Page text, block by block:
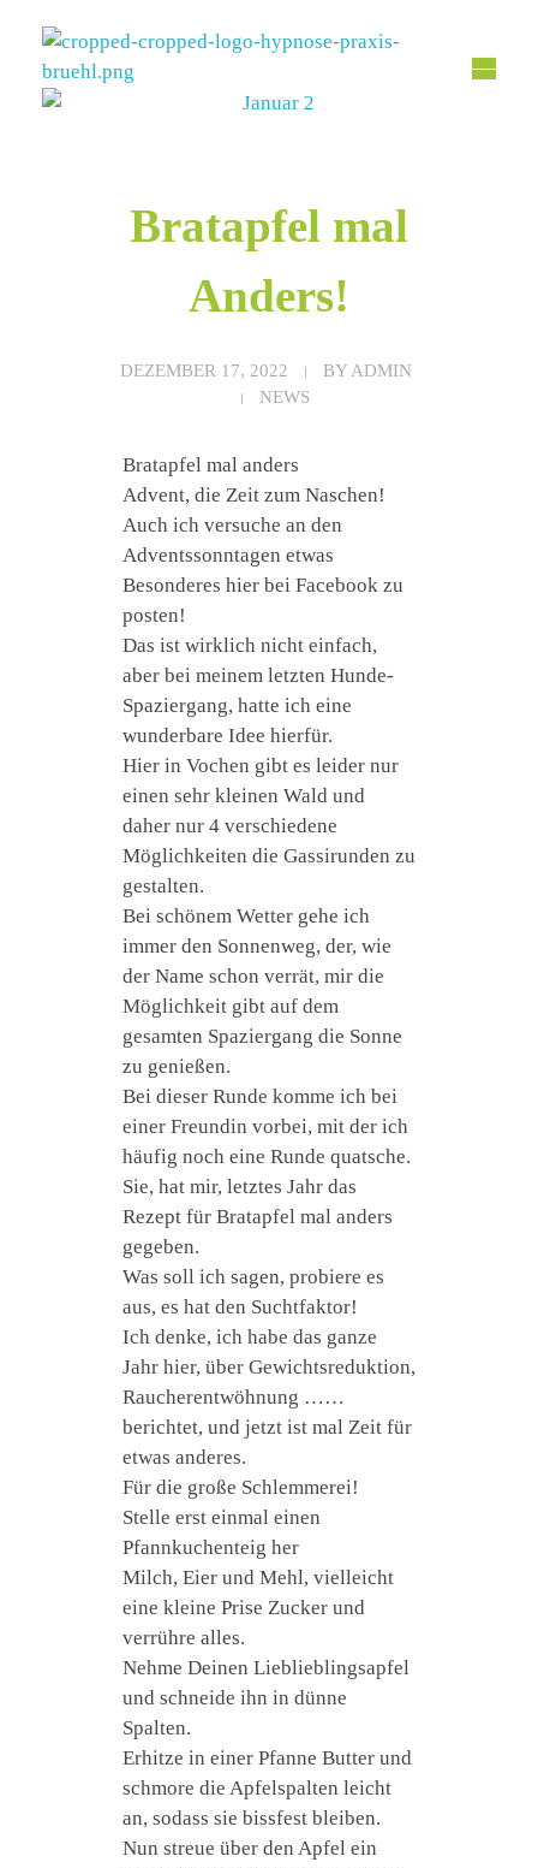
Bettina Dahmen
Bratapfel mal
Anders!
DEZEMBER 17, 2022 BY ADMIN
NEWS
Bratapfel mal anders
Advent, die Zeit zum Naschen!
Auch ich versuche an den
Adventssonntagen etwas
Besonderes hier bei Facebook zu
posten!
Das ist wirklich nicht einfach,
aber bei meinem letzten Hunde-
Spaziergang, hatte ich eine
wunderbare Idee hierfür.
Hier in Vochen gibt es leider nur
einen sehr kleinen Wald und
daher nur 4 verschiedene
Möglichkeiten die Gassirunden zu
gestalten.
Bei schönem Wetter gehe ich
immer den Sonnenweg, der, wie
der Name schon verrät, mir die
Möglichkeit gibt auf dem
gesamten Spaziergang die Sonne
zu genießen.
Bei dieser Runde komme ich bei
einer Freundin vorbei, mit der ich
häufig noch eine Runde quatsche.
Sie, hat mir, letztes Jahr das
Rezept für Bratapfel mal anders
gegeben.
Was soll ich sagen, probiere es
aus, es hat den Suchtfaktor!
Ich denke, ich habe das ganze
Jahr hier, über Gewichtsreduktion,
Raucherentwöhnung ……
berichtet, und jetzt ist mal Zeit für
etwas anderes.
Für die große Schlemmerei!
Stelle erst einmal einen
Pfannkuchenteig her
Milch, Eier und Mehl, vielleicht
eine kleine Prise Zucker und
verrühre alles.
Nehme Deinen Lieblieblingsapfel
und schneide ihn in dünne
Spalten.
Erhitze in einer Pfanne Butter und
schmore die Apfelspalten leicht
an, sodass sie bissfest bleiben.
Nun streue über den Apfel ein